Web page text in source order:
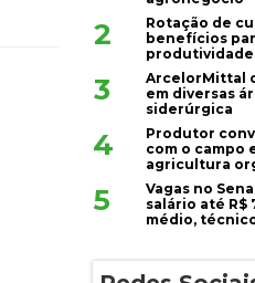
2
Rotação de
benefícios
3
ArcelorMittal
em diversas
siderúrgica
4
Produtor
com o campo
agricultura
5
Vagas no
salário até R$
médio,